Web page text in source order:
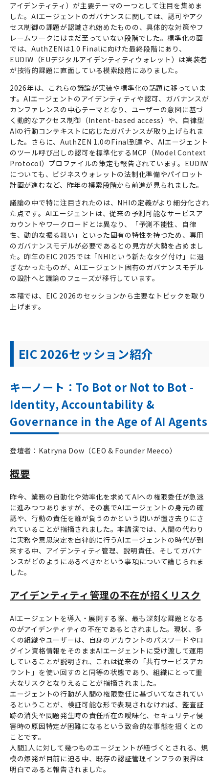
アイデンティティ）が主要テーマの一つとして注目を集めま
した。AIエージェントのガバナンスに関しては、認可やアク
セス制御の課題が認識され始めたものの、具体的な対策やフ
レームワークにはまだ至っていない段階でした。標準化の面
では、AuthZENは1.0 Finalに向けた最終段階にあり、
EUDIW（EUデジタルアイデンティティウォレット）は実装者
が技術的課題に直面している模索段階にありました。
2026年は、これらの議論が実装や標準化の話題に移っていま
す。AIエージェントのアイデンティティや認可、ガバナンスが
カンファレンスの中心テーマとなり、ユーザーの意図に基づ
く動的なアクセス制御（Intent-based access）や、自律型
AIの行動コンテキストに応じたガバナンスが取り上げられま
した。さらに、AuthZEN 1.0のFinal到達や、AIエージェント
のツール呼び出しの認可を標準化するMCP（Model Context
Protocol）プロファイルの策定も報告されています。EUDIW
についても、ビジネスウォレットの法制化準備やパイロット
計画が進むなど、昨年の模索段階から前進が見られました。
議論の中で特に注目されたのは、NHIの定義がより細分化され
た点です。AIエージェントは、従来の予測可能なサービスア
カウントやワークロードとは異なり、「予測不能性、自律
性、動的な振る舞い」といった固有の特性を持つため、専用
のガバナンスモデルが必要であるとの見方が大勢を占めまし
た。昨年のEIC 2025では「NHIという新たなタグ付け」に過
ぎなかったものが、AIエージェント固有のガバナンスモデル
の設計へと議論のフェーズが移行しています。
本稿では、EIC 2026のセッションから主要なトピックを取り
上げます。
EIC 2026セッション紹介
キーノート：To Bot or Not to Bot -
Identity, Accountability &
Governance in the Age of AI Agents
登壇者：Katryna Dow（CEO & Founder Meeco）
概要
昨今、業務の自動化や効率化を求めてAIへの権限委任が急速
に進みつつありますが、その裏でAIエージェントの身元の確
認や、行動の責任を誰が負うのかという問いが置き去りにさ
れていることが指摘されました。本講演では、人間の代わり
に実務や意思決定を自律的に行うAIエージェントの時代が到
来する中、アイデンティティ管理、説明責任、そしてガバナ
ンスがどのようにあるべきかという事項について論じられま
した。
アイデンティティ管理の不在が招くリスク
AIエージェントを導入・展開する際、最も深刻な課題となる
のがアイデンティティの不在であるとされました。現状、多
くの組織やユーザーは、自身のアカウントのパスワードやロ
グイン資格情報をそのままAIエージェントに受け渡して運用
していることが説明され、これは従来の「共有サービスアカ
ウント」を使い回すのと同等の状態であり、組織にとって重
大なリスクとなりえることが指摘されました。
エージェントの行動が人間の権限委任に基づいてなされてい
るということが、検証可能な形で表現されなければ、監査証
跡の消失や問題発生時の責任所在の曖昧化、セキュリティ侵
害時の原因特定が困難になるという致命的な事態を招くとの
ことです。
人間1人に対して幾つものエージェントが紐づくとされる、規
模の爆発が目前に迫る中、既存の認証管理インフラの限界は
明白であると報告されました。